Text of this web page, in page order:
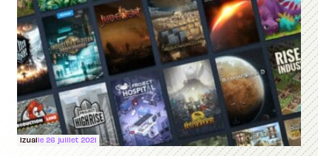
Izualle 26 juillet 2021